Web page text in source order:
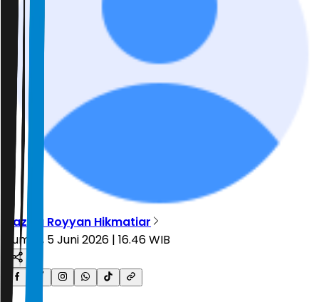
Tazkia Royyan Hikmatiar
Jumat, 5 Juni 2026 | 16.46 WIB